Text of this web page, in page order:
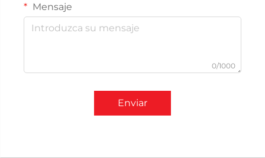
Mensaje
0/1000
Enviar